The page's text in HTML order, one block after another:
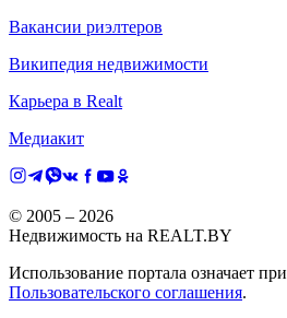
Вакансии риэлтеров
Википедия недвижимости
Карьера в Realt
Медиакит
© 2005 – 2026
Недвижимость на REALT.BY
Использование портала означает
Пользовательского соглашения.